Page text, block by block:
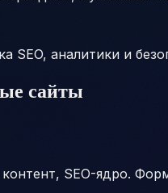
SEO, аналитики и
сайты
SEO-ядро.